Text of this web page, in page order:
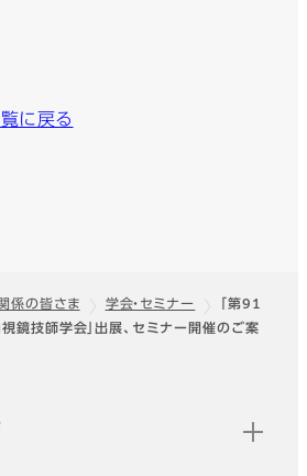
に戻る
係の皆さま 学会・セミナー
「第91
鏡技師学会」出展、セミナー開催のご案